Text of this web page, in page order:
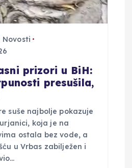
Novosti
prizori u BiH:
presušila,
suše najbolje pokazuje
koja je na
ostala bez vode, a
u Vrbas zabilježen i